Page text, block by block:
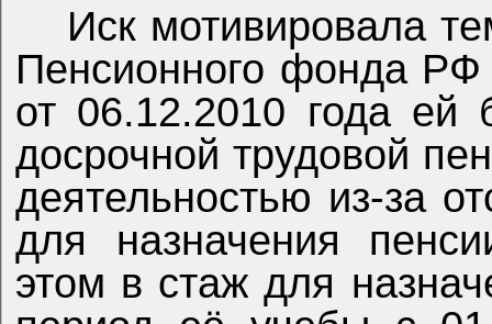
Иск мотивировала
Пенсионного фонда
от 06.12.2010 года ей
досрочной трудовой
деятельностью из-за
для назначения
этом в стаж для